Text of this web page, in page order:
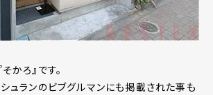
かろ』です。
ュランのビブグルマンにも掲載された事も